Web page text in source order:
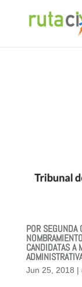
POR SEGUNDA
CANDIDATAS A
Jun 25, 2018 |